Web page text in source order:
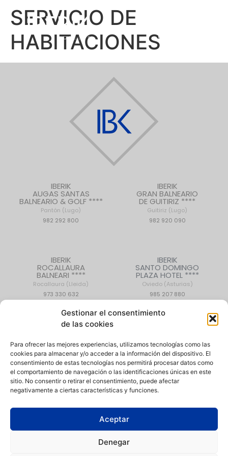
Gestionar el consentimiento
de las cookies
Para ofrecer las mejores experiencias, utilizamos tecnologías como las
cookies para almacenar y/o acceder a la información del dispositivo. El
consentimiento de estas tecnologías nos permitirá procesar datos como
el comportamiento de navegación o las identificaciones únicas en este
sitio. No consentir o retirar el consentimiento, puede afectar
negativamente a ciertas características y funciones.
Aceptar
Denegar
SERVICIO DE
HABITACIONES
IBERIK
AUGAS SANTAS
BALNEARIO & GOLF ****
Pantón (Lugo)
982 292 800
IBERIK
GRAN BALNEARIO
DE GUITIRIZ ****
Guitiriz (Lugo)
982 920 090
IBERIK
ROCALLAURA
BALNEARI ****
Rocallaura (Lleida)
973 330 632
IBERIK
SANTO DOMINGO
PLAZA HOTEL ****
Oviedo (Asturias)
985 207 880
Política de Privacidad Aviso Legal|
de denuncias
Iberik Hoteles está comprometida con la igualdad de